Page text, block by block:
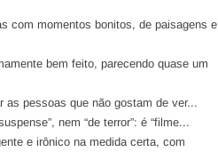
com momentos bonitos, de paisagens e
bem feito, parecendo quase um
as pessoas que não gostam de ver...
nem “de terror”: é “filme...
e irônico na medida certa, com